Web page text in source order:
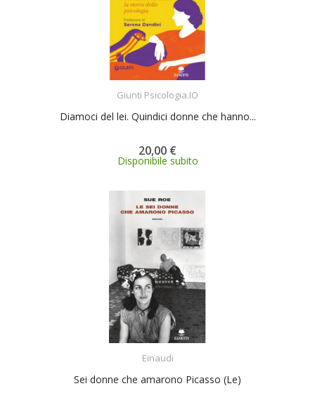
Giunti Psicologia.IO
Diamoci del lei. Quindici donne che hanno...
20,00 €
Disponibile subito
Einaudi
Sei donne che amarono Picasso (Le)